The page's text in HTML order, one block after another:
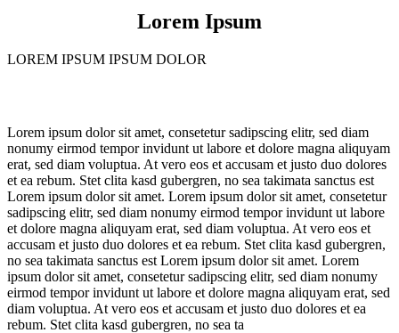
Lorem Ipsum
LOREM IPSUM IPSUM DOLOR
Lorem ipsum dolor sit amet, consetetur sadipscing elitr, sed diam
nonumy eirmod tempor invidunt ut labore et dolore magna aliquyam
erat, sed diam voluptua. At vero eos et accusam et justo duo dolores
et ea rebum. Stet clita kasd gubergren, no sea takimata sanctus est
Lorem ipsum dolor sit amet. Lorem ipsum dolor sit amet, consetetur
sadipscing elitr, sed diam nonumy eirmod tempor invidunt ut labore
et dolore magna aliquyam erat, sed diam voluptua. At vero eos et
accusam et justo duo dolores et ea rebum. Stet clita kasd gubergren,
no sea takimata sanctus est Lorem ipsum dolor sit amet. Lorem
ipsum dolor sit amet, consetetur sadipscing elitr, sed diam nonumy
eirmod tempor invidunt ut labore et dolore magna aliquyam erat, sed
diam voluptua. At vero eos et accusam et justo duo dolores et ea
rebum. Stet clita kasd gubergren, no sea ta